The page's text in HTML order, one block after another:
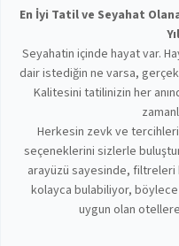
En İyi Tatil ve Seyahat
Seyahatin içinde hayat var.
dair istediğin ne varsa, gerçek
Kalitesini tatilinizin her
Herkesin zevk ve
seçeneklerini sizlerle
arayüzü sayesinde,
kolayca bulabiliyor,
uygun olan